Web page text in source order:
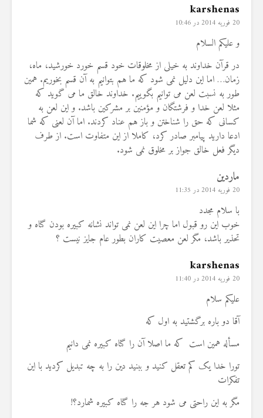
karshenas
20 فوریه 2014 در 10:46
و علیکم السلام
در قرآن خداوند به خیلی از مخلوقات خود قسم خورد خورشید، ماه،
زمان… اما این دلیل نمی شود که ما هم بتوانیم به آن قسم بخوریم. همین
طور به نسبت لعن می توانیم بگوییم. خداوند خالق ما می گوید که
مثلا لعن خدا و فرشتگان و مؤمنین بر مشرکین باشد. و این لعن به
کسانی که حق را شناختن و باز هم عناد کردند. اما آن لعنی که شما
ادعا دارید پیامبر صادر کرد، کاملا از این متفاوت است. از طرف
دیگر فعل خالق جواز بر مخلوق نمی شود.
ماردین
20 فوریه 2014 در 11:35
با سلام مجدد
خوب این رو قبول اما چرا این لعن نمی تواند نشانه کبیره بودن گناه و
تحذیر باشد، مگر لعن معصیت کاران بطور عام جایز نیست ؟
karshenas
20 فوریه 2014 در 11:40
علیکم سلام
آقا دو باره برگشتید به اول که
مسأله همین است که ما اصلا آن را گناه کبیره نمی دانیم
تورا خدا یک کم تعقل کنید و ببنید دین را به چه تبدیل کردید با این
تفکرات
مگر به این راحتی می شود هر جه را گناه کبیره شمارد؟!